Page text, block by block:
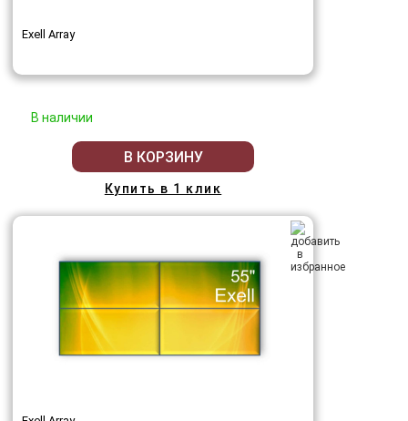
Exell Array
В наличии
В КОРЗИНУ
Купить в 1 клик